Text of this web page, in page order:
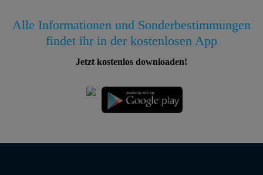
Alle Informationen und Sonderbestimmungen
findet ihr in der kostenlosen App
Jetzt kostenlos downloaden!